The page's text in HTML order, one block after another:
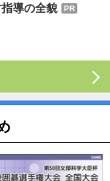
導の全貌
PR